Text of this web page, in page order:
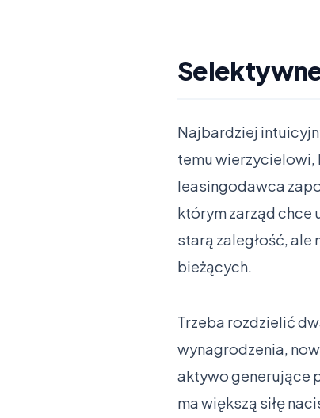
Najbardziej
temu wierzycielowi,
leasingodawca
którym zarząd chce
starą zaległość, ale
bieżących.
Trzeba rozdzielić
wynagrodzenia,
aktywo generujące
ma większą siłę